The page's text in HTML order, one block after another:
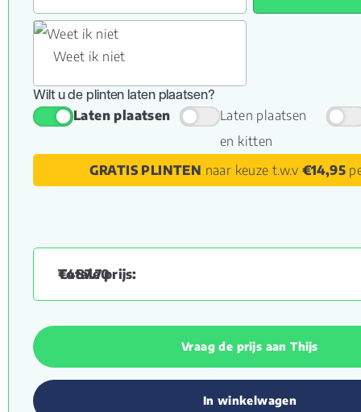
Weet ik niet
Wilt u de plinten laten plaatsen?
Laten plaatsen
Laten plaatsen
en kitten
GRATIS PLINTEN naar keuze t.w.v €14,95
€487.70
Vraag de prijs aan Thijs
In winkelwagen